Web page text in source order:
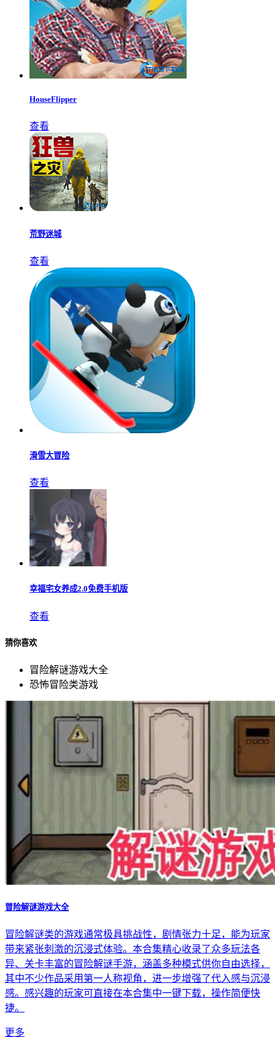
HouseFlipper
查看
荒野迷城
查看
滑雪大冒险
查看
幸福宅女养成2.0免费手机版
查看
猜你喜欢
冒险解谜游戏大全
恐怖冒险类游戏
冒险解谜游戏大全
冒险解谜类的游戏通常极具挑战性，剧情张力十足，能为玩家
带来紧张刺激的沉浸式体验。本合集精心收录了众多玩法各
异、关卡丰富的冒险解谜手游，涵盖多种模式供你自由选择，
其中不少作品采用第一人称视角，进一步增强了代入感与沉浸
感。感兴趣的玩家可直接在本合集中一键下载，操作简便快
捷。
更多